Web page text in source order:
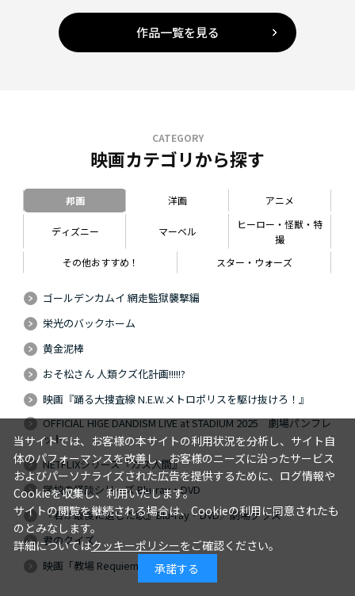
作品一覧を見る
CATEGORY
映画カテゴリから探す
邦画 洋画 アニメ
ディズニー マーベル
ヒーロー・怪獣・特
撮
その他おすすめ！
スター・ウォーズ
ゴールデンカムイ 網走監獄襲撃編
栄光のバックホーム
黄金泥棒
おそ松さん 人類クズ化計画!!!!!?
映画『踊る大捜査線 N.E.W.メトロポリスを駆け抜けろ！』
OFFICIAL HIGE DANDISM LIVE at STADIUM 2025 劇場パンフレ
ット
NETFLIXシリーズ『ガス人間』
学校の怪談シリーズ Blu-ray・DVD
『君が最後に遺した歌』Blu-ray・DVD／劇場グッズ
君のクイズ
映画「教場 Requiem」
当サイトでは、お客様の本サイトの利用状況を分析し、サイト自
体のパフォーマンスを改善し、お客様のニーズに沿ったサービス
およびパーソナライズされた広告を提供するために、ログ情報や
Cookieを収集し、利用いたします。
サイトの閲覧を継続される場合は、Cookieの利用に同意されたも
のとみなします。
詳細についてはクッキーポリシーをご確認ください。
承諾する